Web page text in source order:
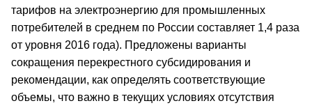
тарифов на электроэнергию для промышленных
потребителей в среднем по России составляет 1,4 раза
от уровня 2016 года). Предложены варианты
сокращения перекрестного субсидирования и
рекомендации, как определять соответствующие
объемы, что важно в текущих условиях отсутствия